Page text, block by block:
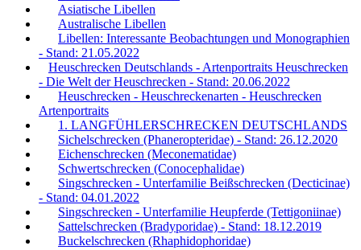
Asiatische Libellen
Australische Libellen
Libellen: Interessante Beobachtungen und Monographien
- Stand: 21.05.2022
Heuschrecken Deutschlands - Artenportraits Heuschrecken
- Die Welt der Heuschrecken - Stand: 20.06.2022
Heuschrecken - Heuschreckenarten - Heuschrecken
Artenportraits
1. LANGFÜHLERSCHRECKEN DEUTSCHLANDS
Sichelschrecken (Phaneropteridae) - Stand: 26.12.2020
Eichenschrecken (Meconematidae)
Schwertschrecken (Conocephalidae)
Singschrecken - Unterfamilie Beißschrecken (Decticinae)
- Stand: 04.01.2022
Singschrecken - Unterfamilie Heupferde (Tettigoniinae)
Sattelschrecken (Bradyporidae) - Stand: 18.12.2019
Buckelschrecken (Rhaphidophoridae)